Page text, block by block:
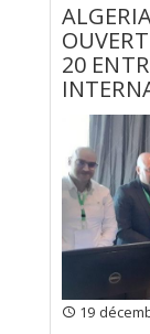
20
19